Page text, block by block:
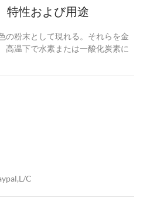
特性および用途
の粉末として現れる。それらを金
高温下で水素または一酸化炭素に
C